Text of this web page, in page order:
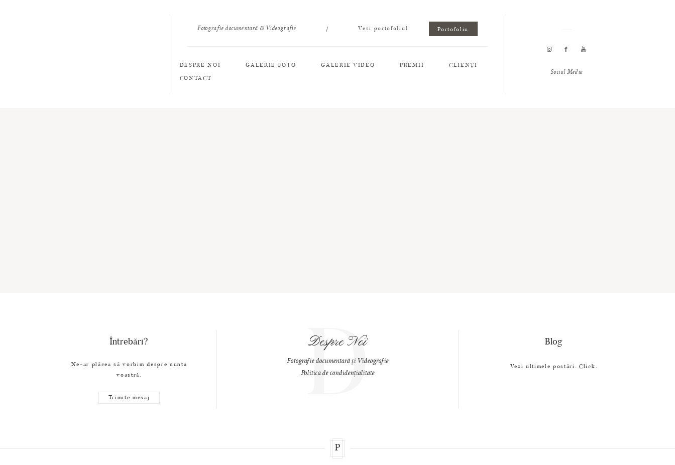
Fotografie documentară & Videografie / Vezi portofoliul Portofoliu
DESPRE NOI GALERIE FOTO GALERIE VIDEO PREMII CLIENȚI
CONTACT
Social Media
Întrebări?
Ne-ar plăcea să vorbim despre nunta
voastră.
Trimite mesaj
Despre Noi
D
Fotografie documentară și Videografie
Politica de condidențialitate
Blog
Vezi ultimele postări. Click.
P